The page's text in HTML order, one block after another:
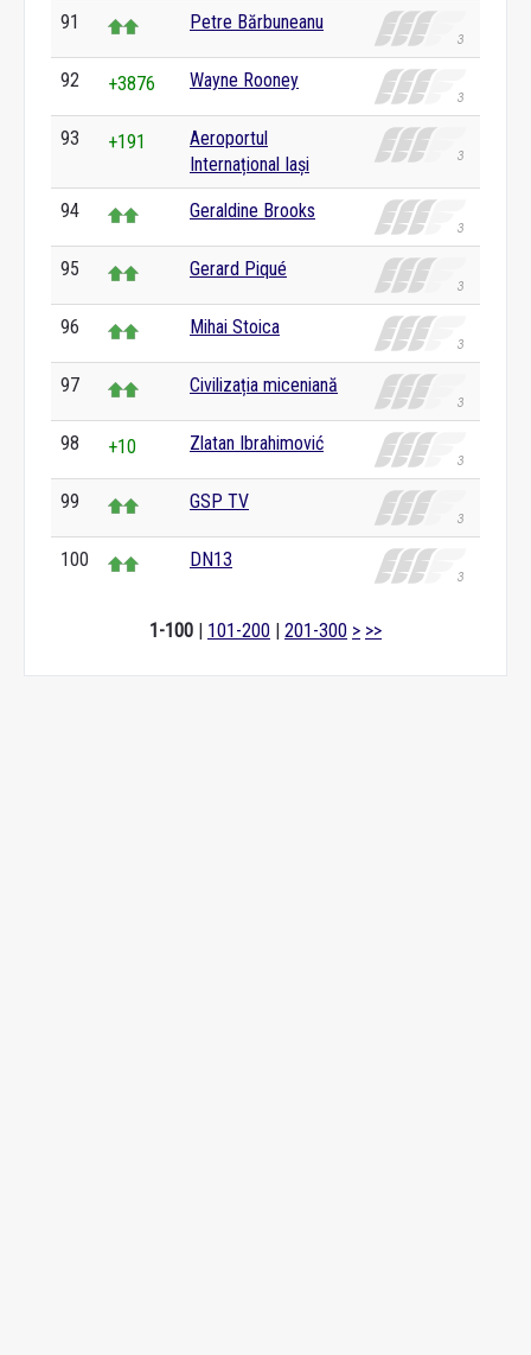
91 Petre Bărbuneanu
92 +3876 Wayne Rooney
93 +191
Aeroportul
Internațional Iași
94 Geraldine Brooks
95 Gerard Piqué
96 Mihai Stoica
97 Civilizația miceniană
98 +10 Zlatan Ibrahimović
99 GSP TV
100 DN13
1-100 | 101-200 | 201-300 > >>